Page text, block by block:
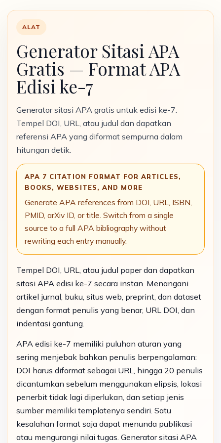
ALAT
Generator Sitasi APA
Gratis — Format APA
Edisi ke-7
Generator sitasi APA gratis untuk edisi ke-7.
Tempel DOI, URL, atau judul dan dapatkan
referensi APA yang diformat sempurna dalam
hitungan detik.
APA 7 CITATION FORMAT FOR ARTICLES,
BOOKS, WEBSITES, AND MORE
Generate APA references from DOI, URL, ISBN,
PMID, arXiv ID, or title. Switch from a single
source to a full APA bibliography without
rewriting each entry manually.
Tempel DOI, URL, atau judul paper dan dapatkan
sitasi APA edisi ke-7 secara instan. Menangani
artikel jurnal, buku, situs web, preprint, dan dataset
dengan format penulis yang benar, URL DOI, dan
indentasi gantung.
APA edisi ke-7 memiliki puluhan aturan yang
sering menjebak bahkan penulis berpengalaman:
DOI harus diformat sebagai URL, hingga 20 penulis
dicantumkan sebelum menggunakan elipsis, lokasi
penerbit tidak lagi diperlukan, dan setiap jenis
sumber memiliki templatenya sendiri. Satu
kesalahan format saja dapat menunda publikasi
atau mengurangi nilai tugas. Generator sitasi APA